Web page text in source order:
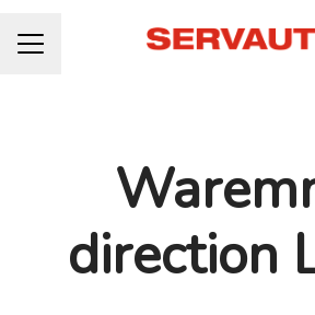
CARRIÈREMENU
direction